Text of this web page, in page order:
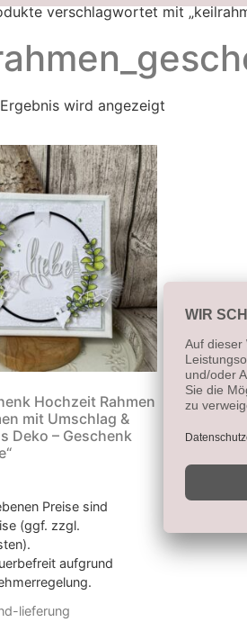
verschlagwortet mit
wird angezeigt
Hochzeit Rahmen
mit Umschlag &
Deko – Geschenk
Preise sind
(ggf. zzgl.
aufgrund
lieferung